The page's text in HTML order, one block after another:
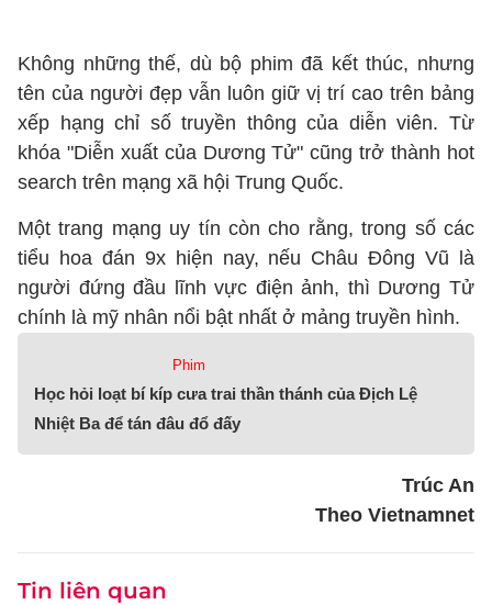
Không những thế, dù bộ phim đã kết thúc, nhưng
tên của người đẹp vẫn luôn giữ vị trí cao trên bảng
xếp hạng chỉ số truyền thông của diễn viên. Từ
khóa "Diễn xuất của Dương Tử" cũng trở thành hot
search trên mạng xã hội Trung Quốc.
Một trang mạng uy tín còn cho rằng, trong số các
tiểu hoa đán 9x hiện nay, nếu Châu Đông Vũ là
người đứng đầu lĩnh vực điện ảnh, thì Dương Tử
chính là mỹ nhân nổi bật nhất ở mảng truyền hình.
Phim
Học hỏi loạt bí kíp cưa trai thần thánh của Địch Lệ
Nhiệt Ba để tán đâu đổ đấy
Trúc An
Theo Vietnamnet
Tin liên quan